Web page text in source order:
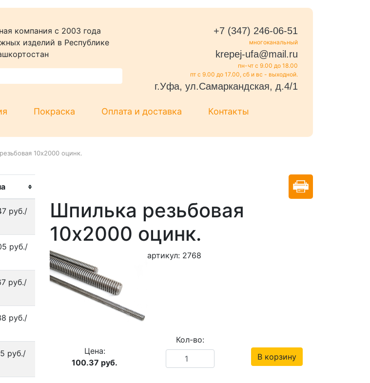
компания c 2003 года
изделий в Республике
+7 (347) 246-06-51
многоканальный
krepej-ufa@mail.ru
пн-чт с 9.00 до 18.00
пт с 9.00 до 17.00, сб и вс - выходной.
г.Уфа, ул.Самаркандская, д.4/1
Покраска Оплата и доставка Контакты
10x2000 оцинк.
руб./
руб./
руб./
руб./
руб./
Шпилька резьбовая
10x2000 оцинк.
артикул: 2768
Цена:
100.37 руб.
Кол-во:
В корзину